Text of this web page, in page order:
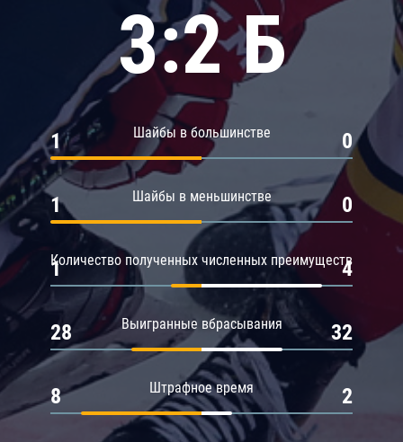
3:2 Б
Шайбы в большинстве
1 0
Шайбы в меньшинстве
1 0
Количество полученных численных преимуществ
1 4
Выигранные вбрасывания
28 32
Штрафное время
8 2